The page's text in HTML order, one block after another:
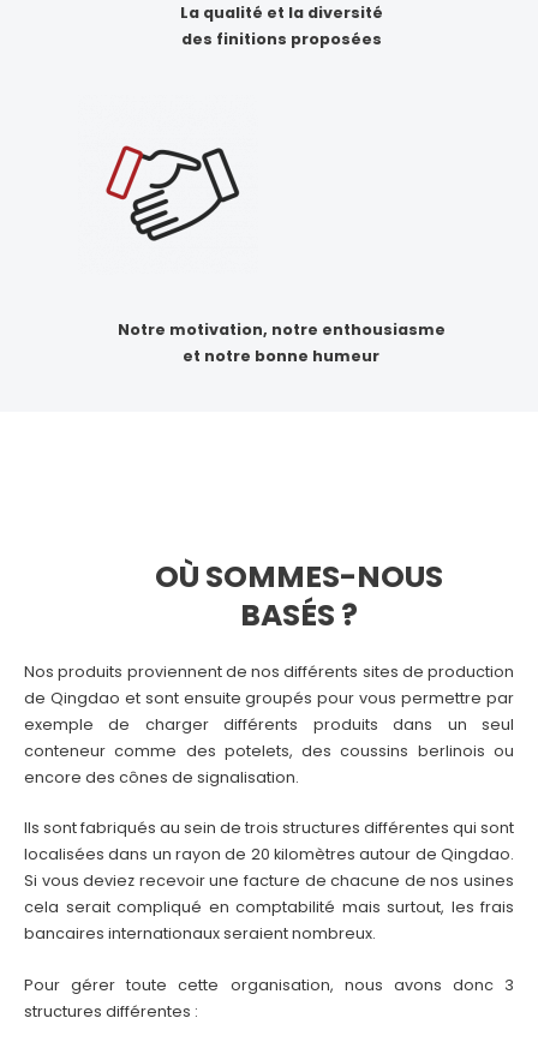
La qualité et la diversité
des finitions proposées
Notre motivation, notre enthousiasme
et notre bonne humeur
OÙ SOMMES-NOUS
BASÉS ?
Nos produits proviennent de nos différents sites de production
de Qingdao et sont ensuite groupés pour vous permettre par
exemple de charger différents produits dans un seul
conteneur comme des potelets, des coussins berlinois ou
encore des cônes de signalisation.
Ils sont fabriqués au sein de trois structures différentes qui sont
localisées dans un rayon de 20 kilomètres autour de Qingdao.
Si vous deviez recevoir une facture de chacune de nos usines
cela serait compliqué en comptabilité mais surtout, les frais
bancaires internationaux seraient nombreux.
Pour gérer toute cette organisation, nous avons donc 3
structures différentes :